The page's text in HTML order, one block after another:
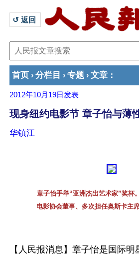
↺ 返回
首页 › 分栏目 › 专题 › 文章 ：
2012年10月19日 发表
现身纽约电影节 章子怡与薄
华镇江
章子怡手举“亚洲杰出艺术家”奖杯
电影协会董事、多次担任奥斯卡主
【人民报消息】章子怡是国际明